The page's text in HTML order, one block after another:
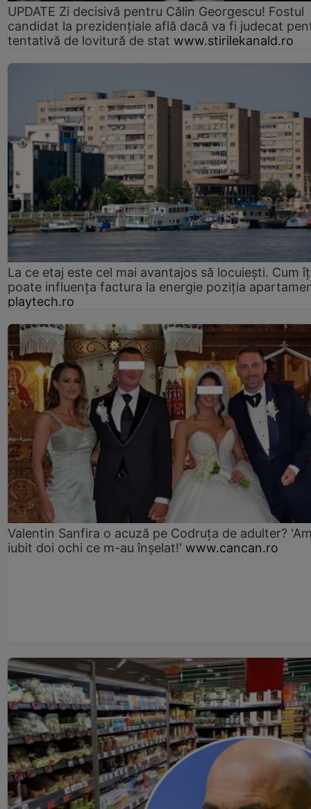
UPDATE Zi decisivă pentru Călin Georgescu! Fostul
candidat la prezidențiale află dacă va fi judecat
tentativă de lovitură de stat www.stirilekanald.ro
La ce etaj este cel mai avantajos să locuiești. Cum
poate influența factura la energie poziția
playtech.ro
Valentin Sanfira o acuză pe Codruța de adulter?
iubit doi ochi ce m-au înșelat!' www.cancan.ro